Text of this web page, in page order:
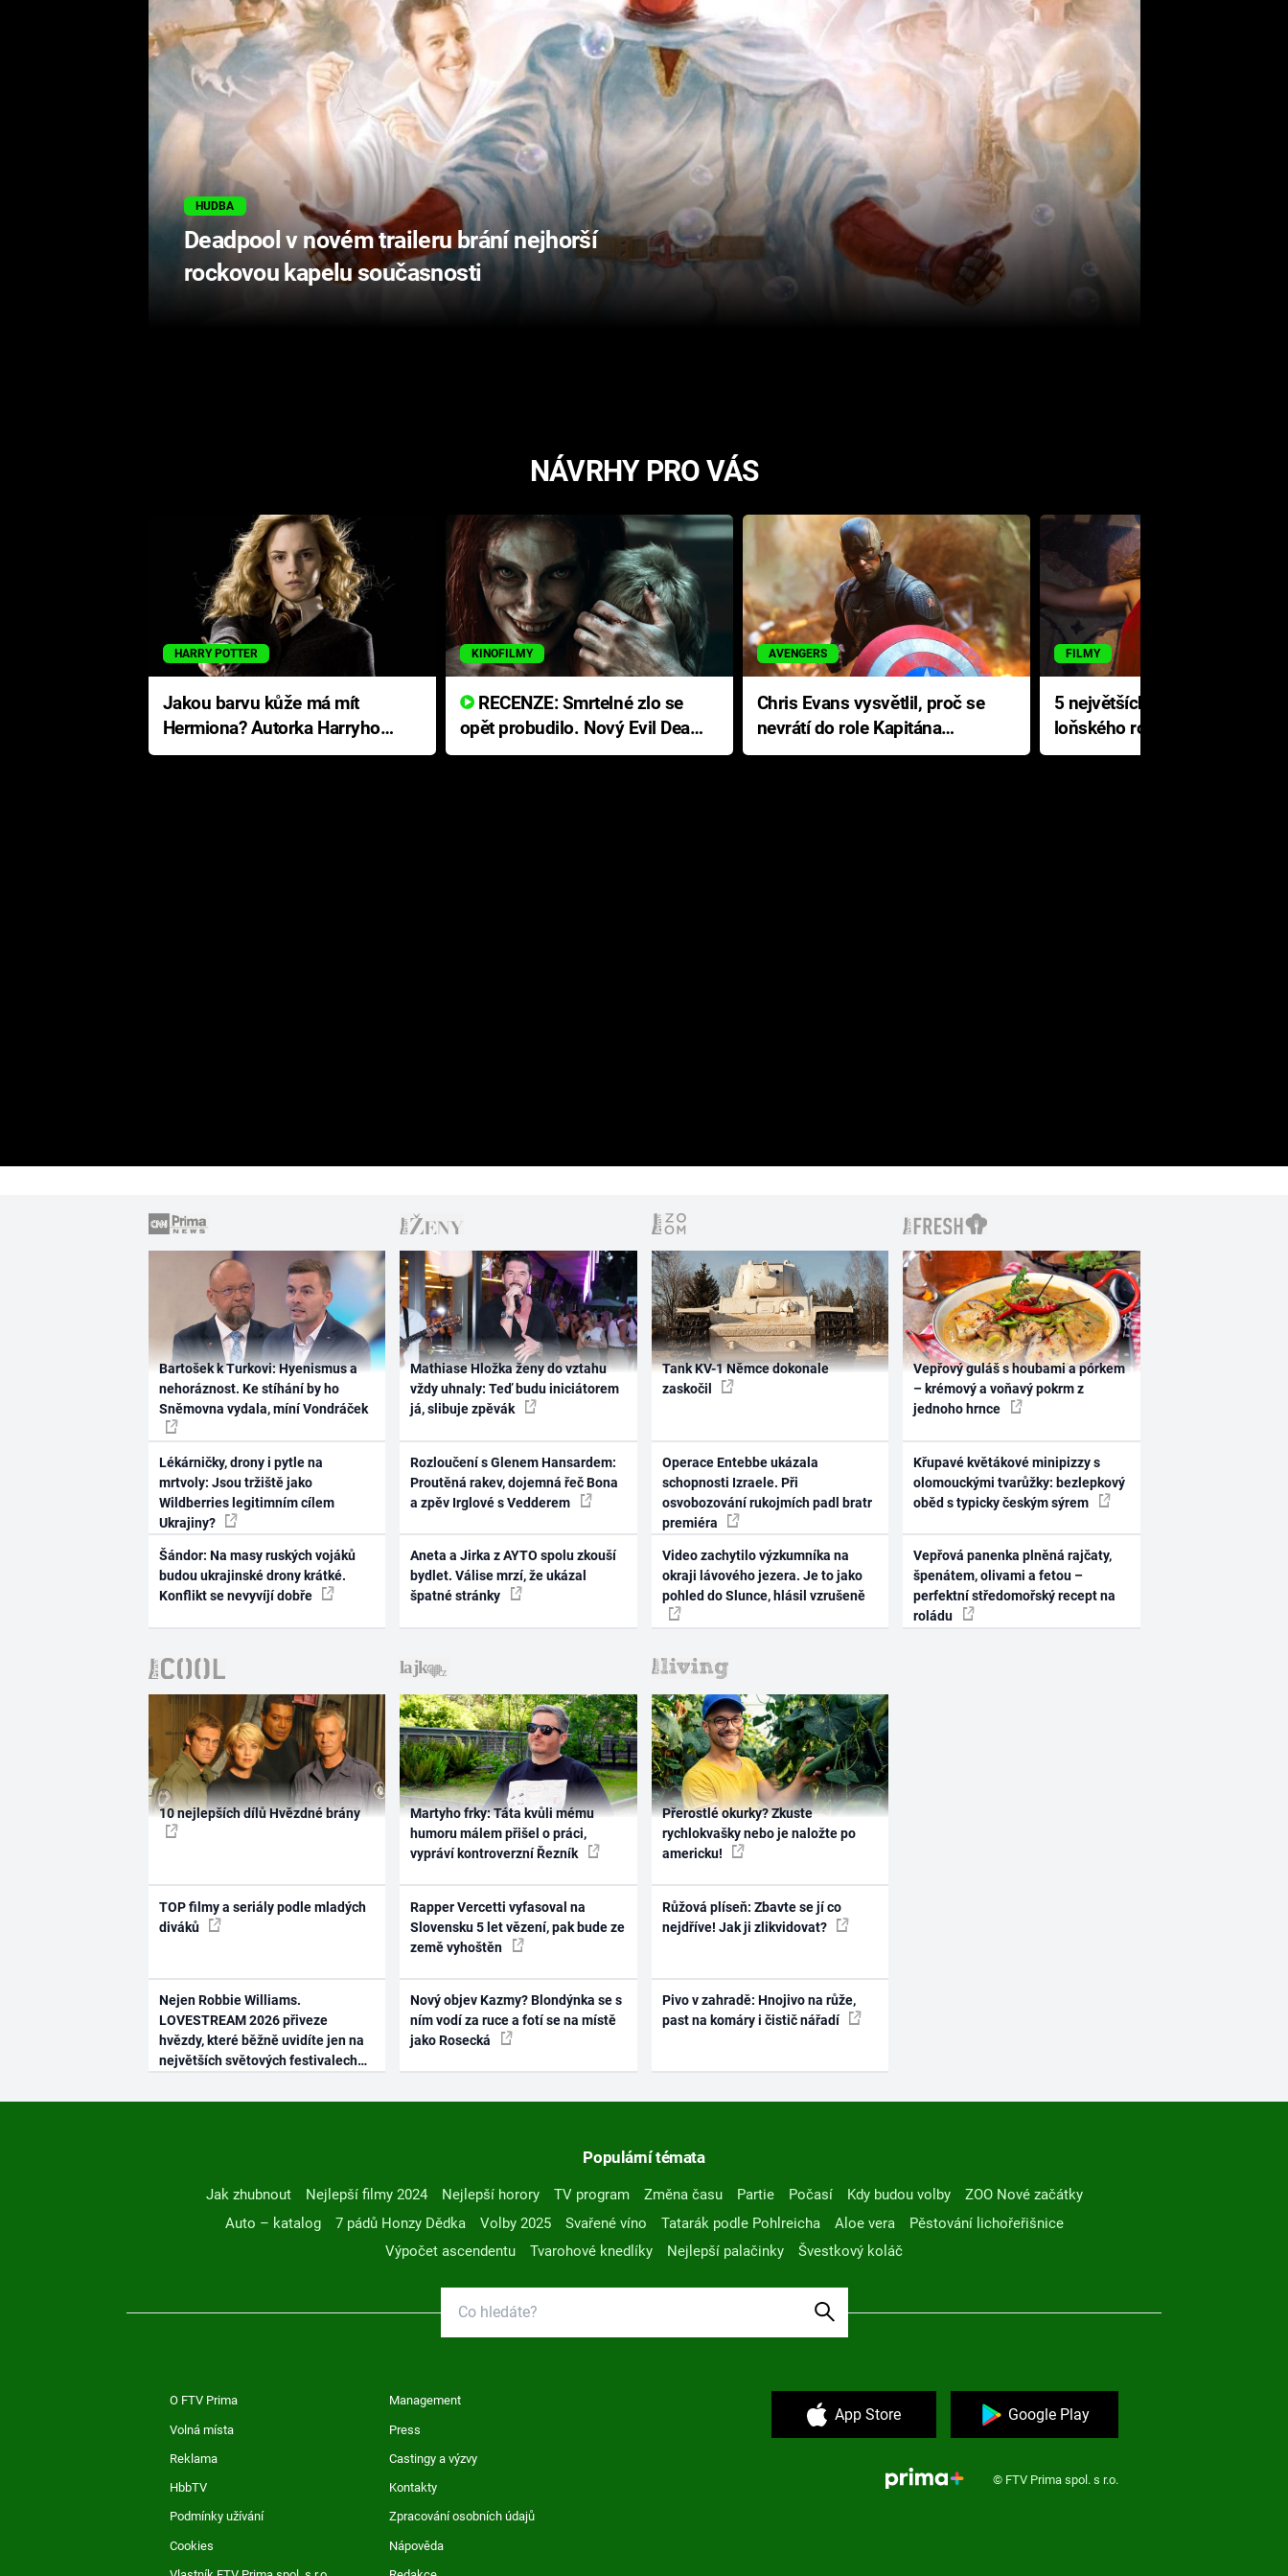
HUDBA
Deadpool v novém traileru brání nejhorší
rockovou kapelu současnosti
NÁVRHY PRO VÁS
HARRY POTTER
Jakou barvu kůže má mít
Hermiona? Autorka Harryho
Pottera přišla s ráznou
KINOFILMY
RECENZE: Smrtelné zlo se
opět probudilo. Nový Evil Dead
přichází s neodolatelnou
AVENGERS
Chris Evans vysvětlil, proč se
nevrátí do role Kapitána
Ameriky
FILMY
5 největších propadáků
loňského roku: Disney na
jediné katastrofě prodělal 200
Bartošek k Turkovi: Hyenismus a
nehoráznost. Ke stíhání by ho
Sněmovna vydala, míní Vondráček
Lékárničky, drony i pytle na
mrtvoly: Jsou tržiště jako
Wildberries legitimním cílem
Ukrajiny?
Šándor: Na masy ruských vojáků
budou ukrajinské drony krátké.
Konflikt se nevyvíjí dobře
Mathiase Hložka ženy do vztahu
vždy uhnaly: Teď budu iniciátorem
já, slibuje zpěvák
Rozloučení s Glenem Hansardem:
Proutěná rakev, dojemná řeč Bona
a zpěv Irglové s Vedderem
Aneta a Jirka z AYTO spolu zkouší
bydlet. Válise mrzí, že ukázal
špatné stránky
Tank KV-1 Němce dokonale
zaskočil
Operace Entebbe ukázala
schopnosti Izraele. Při
osvobozování rukojmích padl bratr
premiéra
Video zachytilo výzkumníka na
okraji lávového jezera. Je to jako
pohled do Slunce, hlásil vzrušeně
Vepřový guláš s houbami a pórkem
– krémový a voňavý pokrm z
jednoho hrnce
Křupavé květákové minipizzy s
olomouckými tvarůžky: bezlepkový
oběd s typicky českým sýrem
Vepřová panenka plněná rajčaty,
špenátem, olivami a fetou –
perfektní středomořský recept na
roládu
10 nejlepších dílů Hvězdné brány
TOP filmy a seriály podle mladých
diváků
Nejen Robbie Williams.
LOVESTREAM 2026 přiveze
hvězdy, které běžně uvidíte jen na
největších světových festivalech
Martyho frky: Táta kvůli mému
humoru málem přišel o práci,
vypráví kontroverzní Řezník
Rapper Vercetti vyfasoval na
Slovensku 5 let vězení, pak bude ze
země vyhoštěn
Nový objev Kazmy? Blondýnka se s
ním vodí za ruce a fotí se na místě
jako Rosecká
Přerostlé okurky? Zkuste
rychlokvašky nebo je naložte po
americku!
Růžová plíseň: Zbavte se jí co
nejdříve! Jak ji zlikvidovat?
Pivo v zahradě: Hnojivo na růže,
past na komáry i čistič nářadí
Populární témata
Jak zhubnout Nejlepší filmy 2024 Nejlepší horory TV program Změna času Partie Počasí Kdy budou volby
ZOO Nové začátky
Auto – katalog
7 pádů Honzy Dědka Volby 2025 Svařené víno Tatarák podle Pohlreicha Aloe vera
Pěstování lichořeřišnice
Výpočet ascendentu
Tvarohové knedlíky Nejlepší palačinky Švestkový koláč
O FTV Prima Management
Volná místa Press
Reklama Castingy a výzvy
HbbTV Kontakty
Podmínky užívání Zpracování osobních údajů
Cookies Nápověda
App Store Google Play
© FTV Prima spol. s r.o.